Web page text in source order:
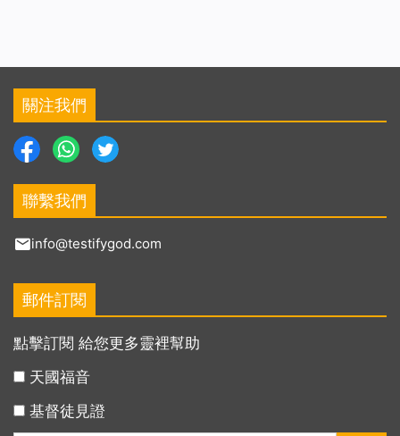
關注我們
聯繫我們
info@testifygod.com
郵件訂閱
點擊訂閱 給您更多靈裡幫助
天國福音
基督徒見證